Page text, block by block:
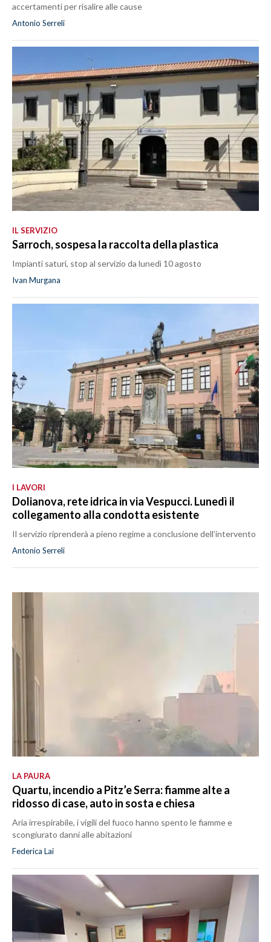
accertamenti per risalire alle cause
Antonio Serreli
IL SERVIZIO
Sarroch, sospesa la raccolta della plastica
Impianti saturi, stop al servizio da lunedì 10 agosto
Ivan Murgana
I LAVORI
Dolianova, rete idrica in via Vespucci. Lunedì il
collegamento alla condotta esistente
Il servizio riprenderà a pieno regime a conclusione dell’intervento
Antonio Serreli
LA PAURA
Quartu, incendio a Pitz’e Serra: fiamme alte a
ridosso di case, auto in sosta e chiesa
Aria irrespirabile, i vigili del fuoco hanno spento le fiamme e
scongiurato danni alle abitazioni
Federica Lai